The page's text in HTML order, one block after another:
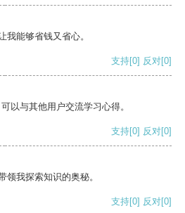
我能够省钱又省心。
支持[0] 反对[0]
以与其他用户交流学习心得。
支持[0] 反对[0]
领我探索知识的奥秘。
支持[0] 反对[0]